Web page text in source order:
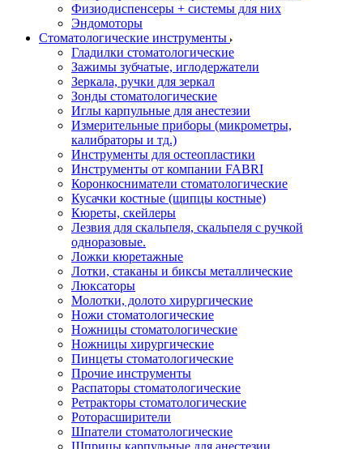
Физиодиспенсеры + системы для них
Эндомоторы
Стоматологические инструменты
Гладилки стоматологические
Зажимы зубчатые, иглодержатели
Зеркала, ручки для зеркал
Зонды стоматологические
Иглы карпульные для анестезии
Измерительные приборы (микрометры,
калибраторы и тд.)
Инструменты для остеопластики
Инструменты от компании FABRI
Коронкосниматели стоматологические
Кусачки костные (щипцы костные)
Кюреты, скейлеры
Лезвия для скальпеля, скальпеля с ручкой
одноразовые.
Ложки кюретажные
Лотки, стаканы и биксы металлические
Люксаторы
Молотки, долото хирургические
Ножи стоматологические
Ножницы стоматологические
Ножницы хирургические
Пинцеты стоматологические
Прочие инструменты
Распаторы стоматологические
Ретракторы стоматологические
Роторасширители
Шпатели стоматологические